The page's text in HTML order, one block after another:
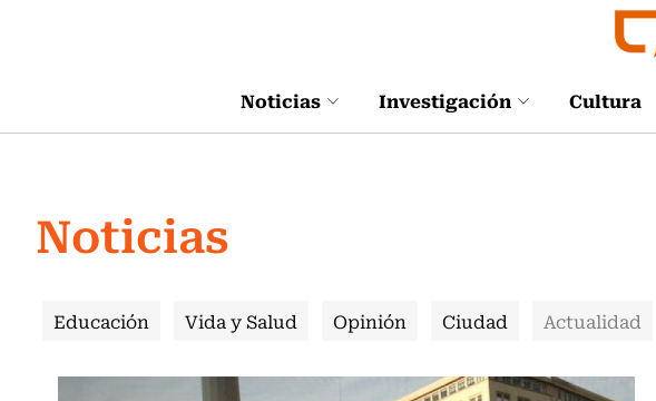
Noticias Investigación Cultura
Noticias
Educación Vida y Salud Opinión Ciudad Actualidad